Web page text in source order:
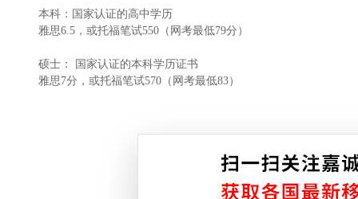
本科：国家认证的高中学历
雅思6.5，或托福笔试550（网考最低79分）
硕士： 国家认证的本科学历证书
雅思7分，或托福笔试570（网考最低83）